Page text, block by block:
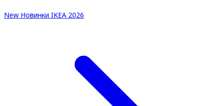
New Новинки IKEA 2026